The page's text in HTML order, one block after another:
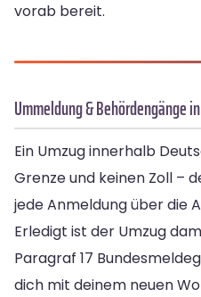
vorab bereit.
Ummeldung & Behördengänge
Ein Umzug innerhalb
Grenze und keinen Zoll –
jede Anmeldung über die
Erledigt ist der Umzug
Paragraf 17
dich mit deinem neuen